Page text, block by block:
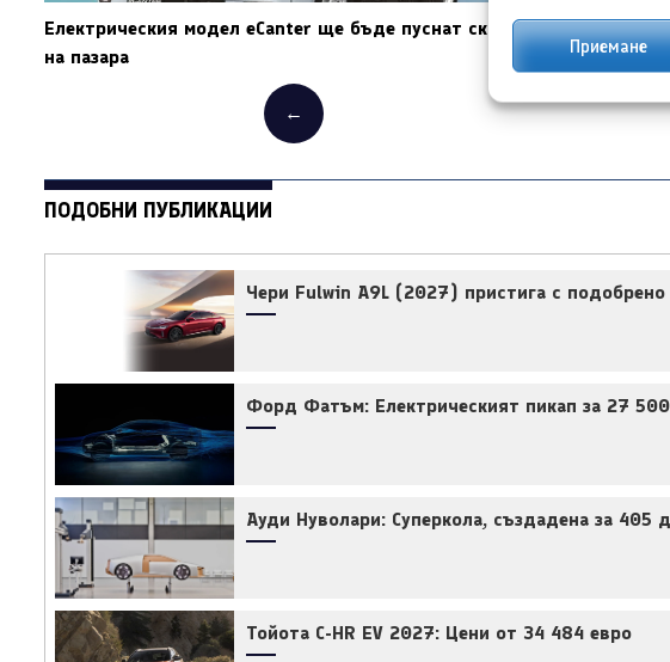
Приемане
Електрическия модел eCanter ще бъде пуснат скоро
на пазара
←
Топ 10 на
ПОДОБНИ ПУБЛИКАЦИИ
Чери Fulwin A9L (2027) пристига с
Форд Фатъм: Електрическият пикап за 27
Ауди Нуволари: Суперкола, създадена за 405
Тойота C-HR EV 2027: Цени от 34 484 евро